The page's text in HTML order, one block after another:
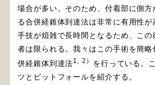
場合が多い。そのため、付着部に側方
る合併経錐体到達法は非常に有用性が
手技が煩雑で長時間となるため、この
者は限られる。我々はこの手術を簡略
併経錐体到達法1, 2）
を行っている。
ツとピットフォールを紹介する。